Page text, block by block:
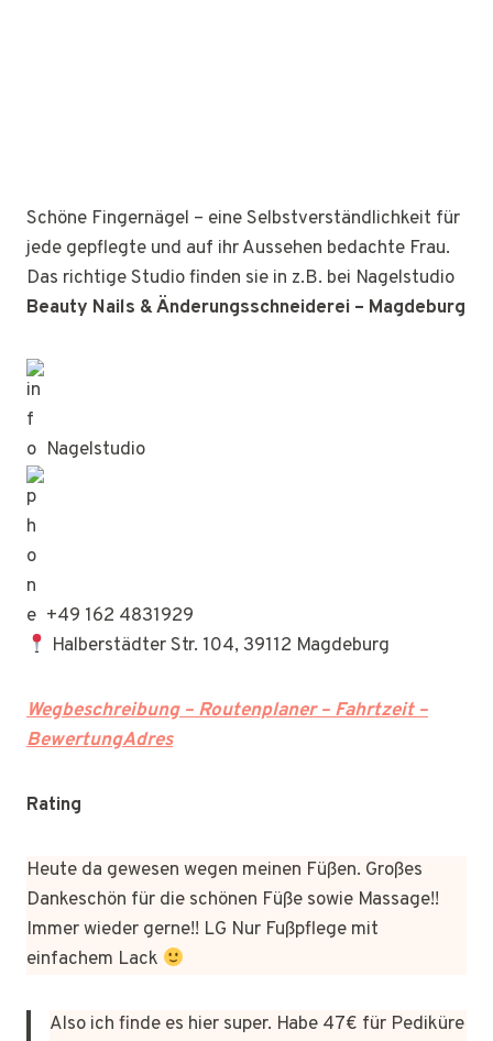
Schöne Fingernägel – eine Selbstverständlichkeit für
jede gepflegte und auf ihr Aussehen bedachte Frau.
Das richtige Studio finden sie in z.B. bei Nagelstudio
Beauty Nails & Änderungsschneiderei – Magdeburg
Nagelstudio
+49 162 4831929
Halberstädter Str. 104, 39112 Magdeburg
Wegbeschreibung – Routenplaner – Fahrtzeit –
BewertungAdres
Rating
Heute da gewesen wegen meinen Füßen. Großes
Dankeschön für die schönen Füße sowie Massage!!
Immer wieder gerne!! LG Nur Fußpflege mit
einfachem Lack
Also ich finde es hier super. Habe 47€ für Pediküre